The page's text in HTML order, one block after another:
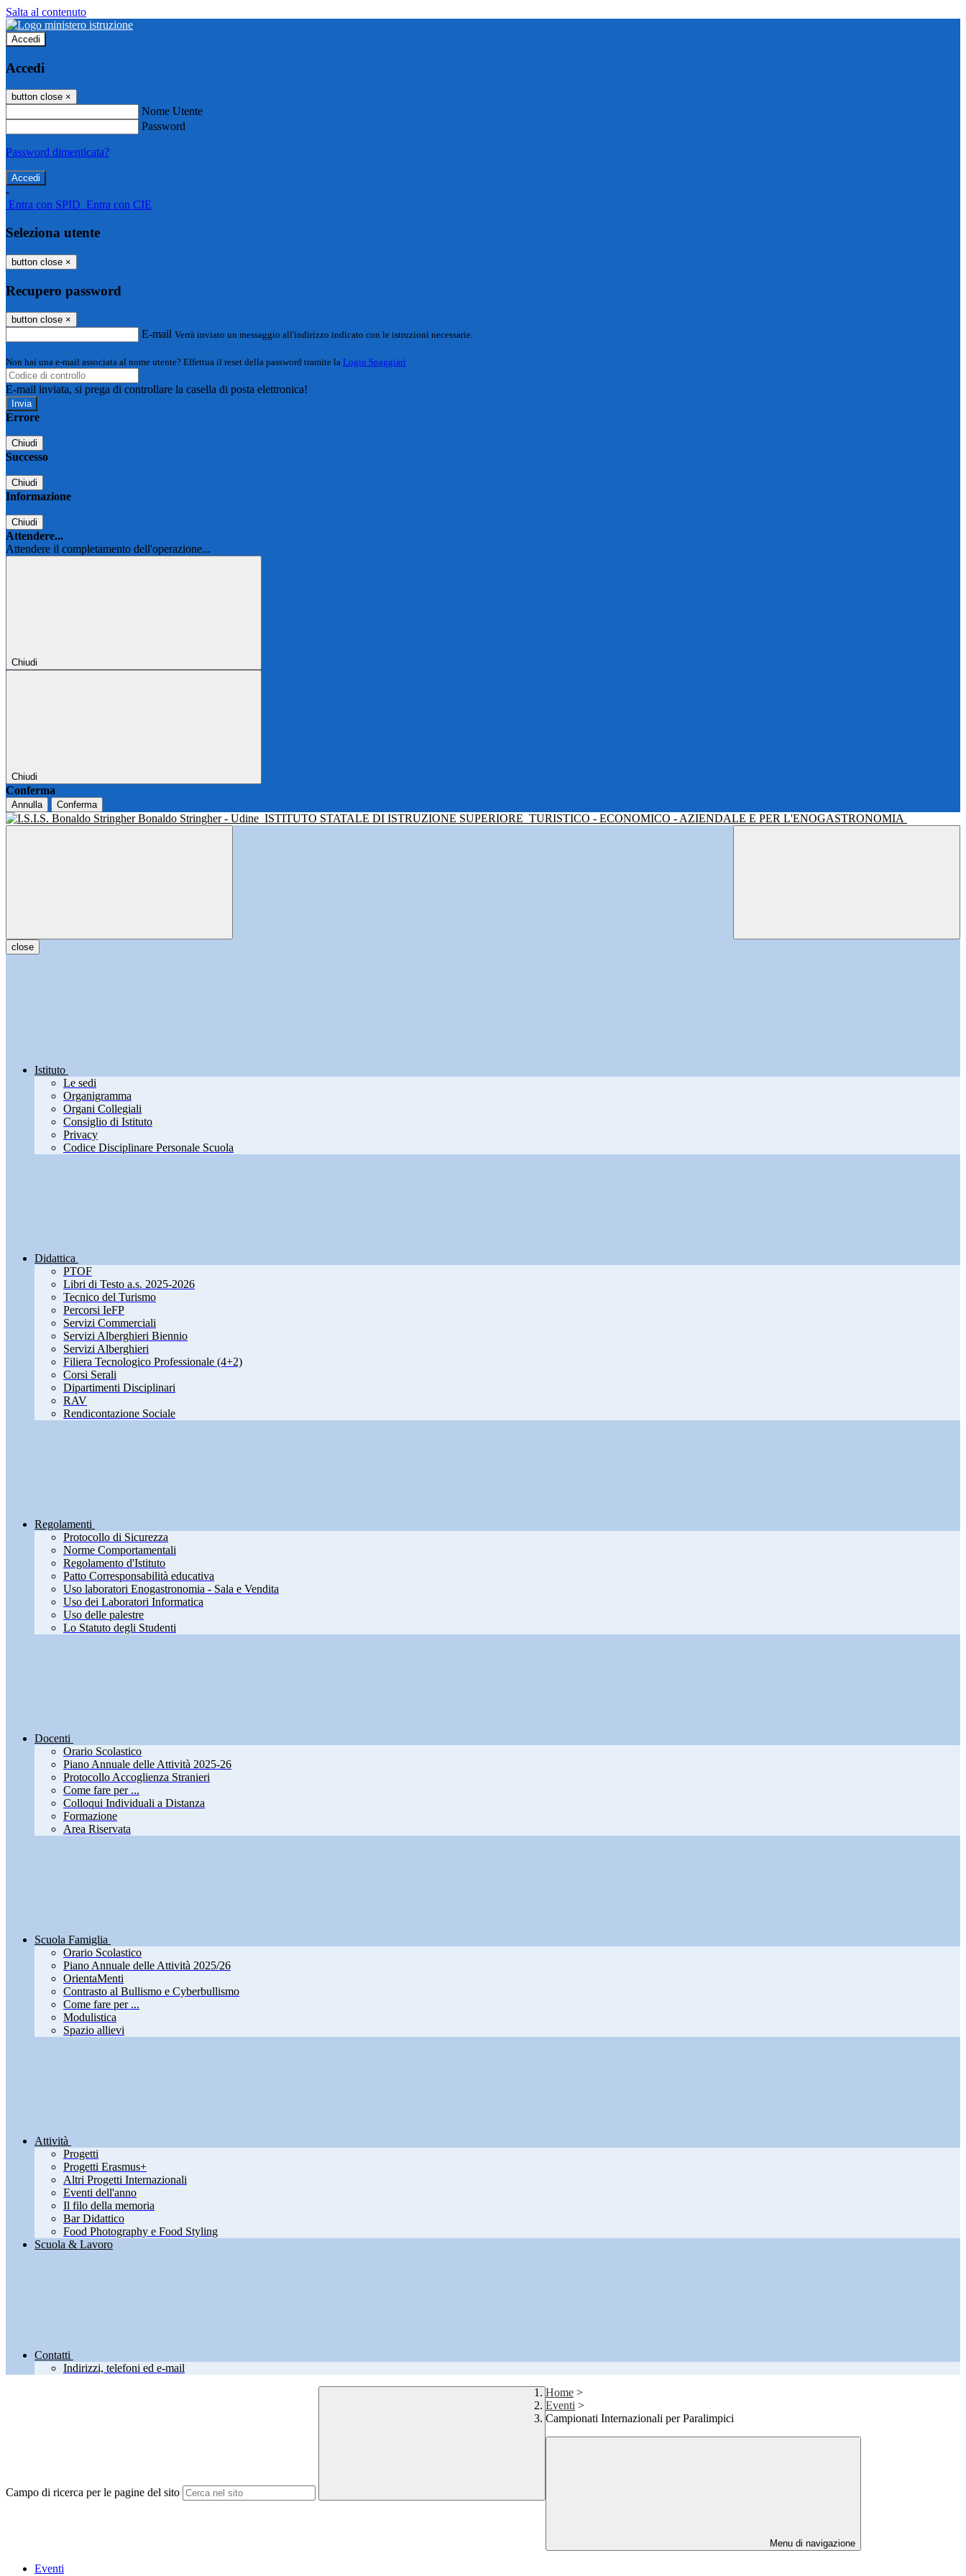
Salta al contenuto
Accedi
Accedi
button close ×
Nome Utente
Password
Password dimenticata?
-
Entra con SPID Entra con CIE
Seleziona utente
button close ×
Recupero password
button close ×
E-mail Verrà inviato un messaggio all'indirizzo indicato con le istruzioni necessarie.
Non hai una e-mail associata al nome utente? Effettua il reset della password tramite la Login Spaggiari
E-mail inviata, si prega di controllare la casella di posta elettronica!
Errore
Chiudi
Successo
Chiudi
Informazione
Chiudi
Attendere...
Attendere il completamento dell'operazione...
Chiudi
Chiudi
Conferma
Annulla Conferma
Bonaldo Stringher - Udine ISTITUTO STATALE DI ISTRUZIONE SUPERIORE TURISTICO - ECONOMICO - AZIENDALE E PER L'ENOGASTRONOMIA
close
Istituto
Le sedi
Organigramma
Organi Collegiali
Consiglio di Istituto
Privacy
Codice Disciplinare Personale Scuola
Didattica
PTOF
Libri di Testo a.s. 2025-2026
Tecnico del Turismo
Percorsi IeFP
Servizi Commerciali
Servizi Alberghieri Biennio
Servizi Alberghieri
Filiera Tecnologico Professionale (4+2)
Corsi Serali
Dipartimenti Disciplinari
RAV
Rendicontazione Sociale
Regolamenti
Protocollo di Sicurezza
Norme Comportamentali
Regolamento d'Istituto
Patto Corresponsabilità educativa
Uso laboratori Enogastronomia - Sala e Vendita
Uso dei Laboratori Informatica
Uso delle palestre
Lo Statuto degli Studenti
Docenti
Orario Scolastico
Piano Annuale delle Attività 2025-26
Protocollo Accoglienza Stranieri
Come fare per ...
Colloqui Individuali a Distanza
Formazione
Area Riservata
Scuola Famiglia
Orario Scolastico
Piano Annuale delle Attività 2025/26
OrientaMenti
Contrasto al Bullismo e Cyberbullismo
Come fare per ...
Modulistica
Spazio allievi
Attività
Progetti
Progetti Erasmus+
Altri Progetti Internazionali
Eventi dell'anno
Il filo della memoria
Bar Didattico
Food Photography e Food Styling
Scuola & Lavoro
Contatti
Indirizzi, telefoni ed e-mail
Campo di ricerca per le pagine del sito
Home >
Eventi >
Campionati Internazionali per Paralimpici
Menu di navigazione
Eventi